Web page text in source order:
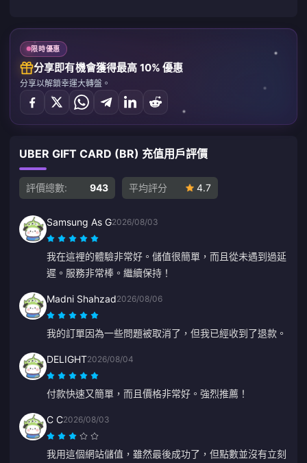
限時優惠
分享即有機會獲得最高 10% 優惠
分享以解鎖幸運大轉盤。
UBER GIFT CARD (BR) 充值用戶評價
評價總數: 943 平均評分 4.7
Samsung As G2026/08/03
我在這裡的體驗非常好。儲值很簡單，而且從未遇到過延
遲。服務非常棒。繼續保持！
Madni Shahzad2026/08/06
我的訂單因為一些問題被取消了，但我已經收到了退款。
DELIGHT2026/08/04
付款快速又簡單，而且價格非常好。強烈推薦！
C C2026/08/03
我用這個網站儲值，雖然最後成功了，但點數並沒有立刻